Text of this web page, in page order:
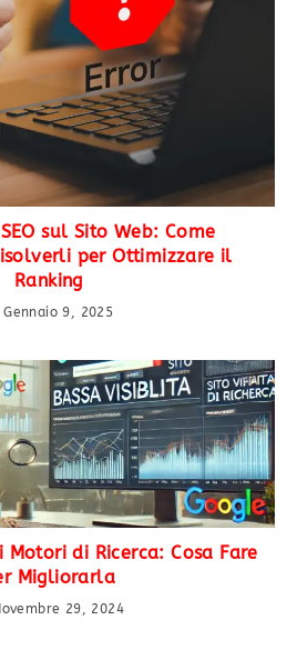
sul Sito Web: Come
per Ottimizzare il
Ranking
Gennaio 9, 2025
Motori di Ricerca: Cosa Fare
Migliorarla
29, 2024